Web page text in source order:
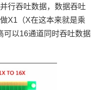
行吞吐数据，数据吞吐
X1（X在这本来就是乘
可以16通道同时吞吐数据